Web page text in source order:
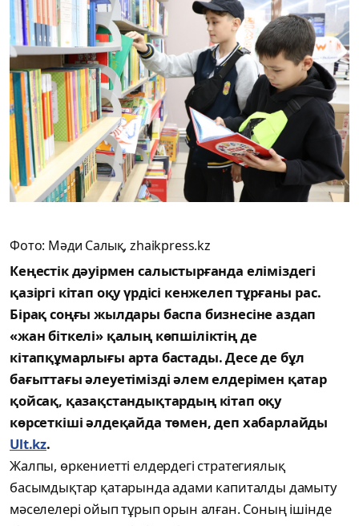
Фото: Мәди Салық, zhaikpress.kz
Кеңестік дәуірмен салыстырғанда еліміздегі
қазіргі кітап оқу үрдісі кенжелеп тұрғаны рас.
Бірақ соңғы жылдары баспа бизнесіне аздап
«жан біткелі» қалың көпшіліктің де
кітапқұмарлығы арта бастады. Десе де бұл
бағыттағы әлеуетімізді әлем елдерімен қатар
қойсақ, қазақстандықтардың кітап оқу
көрсеткіші әлдеқайда төмен, деп хабарлайды
Ult.kz.
Жалпы, өркениетті елдердегі стратегиялық
басымдықтар қатарында адами капиталды дамыту
мәселелері ойып тұрып орын алған. Соның ішінде